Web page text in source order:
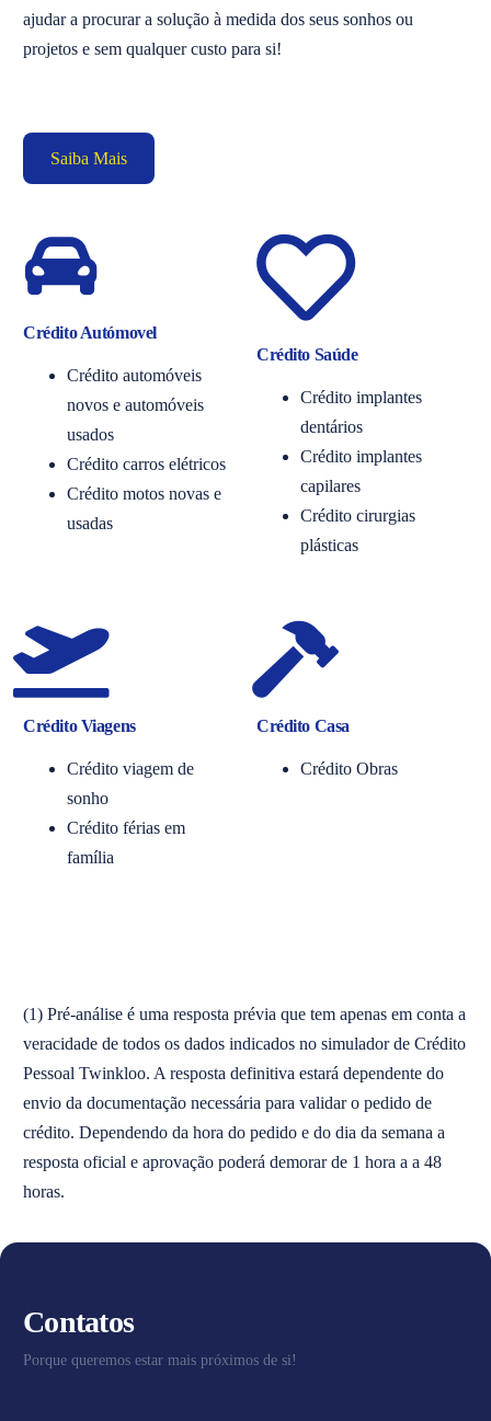
ajudar a procurar a solução à medida dos seus sonhos ou
projetos e sem qualquer custo para si!
Saiba Mais
Crédito Autómovel
Crédito automóveis
novos e automóveis
usados
Crédito carros elétricos
Crédito motos novas e
usadas
Crédito Saúde
Crédito implantes
dentários
Crédito implantes
capilares
Crédito cirurgias
plásticas
Crédito Viagens
Crédito viagem de
sonho
Crédito férias em
família
Crédito Casa
Crédito Obras
(1) Pré-análise é uma resposta prévia que tem apenas em conta a
veracidade de todos os dados indicados no simulador de Crédito
Pessoal Twinkloo. A resposta definitiva estará dependente do
envio da documentação necessária para validar o pedido de
crédito. Dependendo da hora do pedido e do dia da semana a
resposta oficial e aprovação poderá demorar de 1 hora a a 48
horas.
Contatos
Porque queremos estar mais próximos de si!